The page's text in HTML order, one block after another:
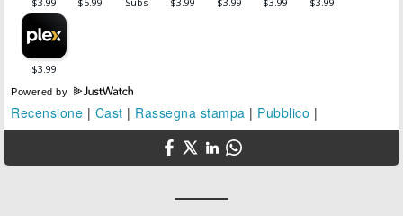
Powered by
Recensione | Cast | Rassegna stampa | Pubblico |